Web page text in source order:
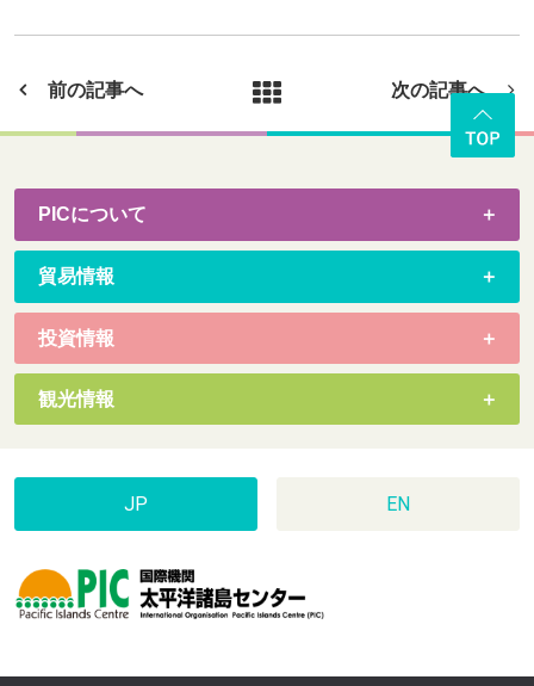
前の記事へ 次の記事へ
PICについて
貿易情報
投資情報
観光情報
JP EN